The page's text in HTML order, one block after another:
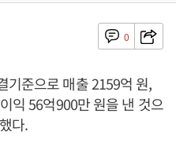
0
기준으로 매출 2159억 원,
익 56억900만 원을 낸 것으
다.